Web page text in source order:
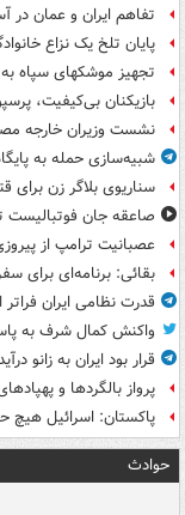
تفاهم ایران و عمان در
پایان تلخ یک نزاع
تجهیز موشکهای سپاه
بازیکنان بی‌کیفیت،
نشست وزیران خارجه
شبیه‌سازی حمله به
سناریوی بلاگر زن
صاعقه جان فوتبالیست
عصبانیت ترامپ از
بقائی: برنامه‌ای برای
قدرت نظامی ایران فراتر
واکنش کمال شرف به
قرار بود ایران به زانو
پرواز بالگردها و
پاکستان: اسرائیل هیچ
حوادث